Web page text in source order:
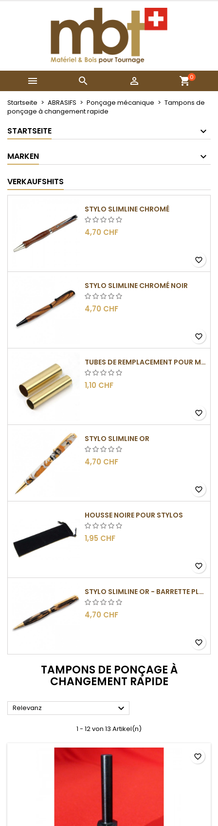
   0
Startseite ABRASIFS Ponçage mécanique
Tampons de
ponçage à changement rapide
STARTSEITE
MARKEN
VERKAUFSHITS
STYLO SLIMLINE CHROMÉ
4,70 CHF
favorite_border
STYLO SLIMLINE CHROMÉ NOIR
4,70 CHF
favorite_border
TUBES DE REMPLACEMENT POUR MÉCANISMES SLIMLINE
1,10 CHF
favorite_border
STYLO SLIMLINE OR
4,70 CHF
favorite_border
HOUSSE NOIRE POUR STYLOS
1,95 CHF
favorite_border
STYLO SLIMLINE OR - BARRETTE PLATE
4,70 CHF
favorite_border
TAMPONS DE PONÇAGE À
CHANGEMENT RAPIDE
Relevanz 
1 - 12 von 13 Artikel(n)
favorite_border
My wishlists
((modalTitle))
((modalDeleteText))
Wunschliste erstellen
Anmelden
Sie müssen angemeldet sein, um Artikel Ihrer
Wunschliste hinzufügen zu können.
Abbrechen Anmelden